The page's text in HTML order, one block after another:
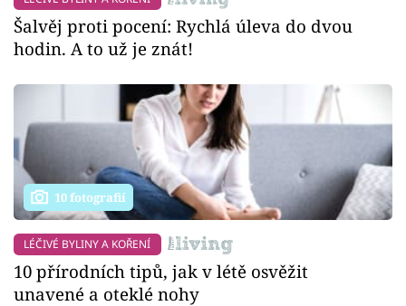
Šalvěj proti pocení: Rychlá úleva do dvou
hodin. A to už je znát!
10 fotografií
LÉČIVÉ BYLINY A KOŘENÍ
10 přírodních tipů, jak v létě osvěžit
unavené a oteklé nohy